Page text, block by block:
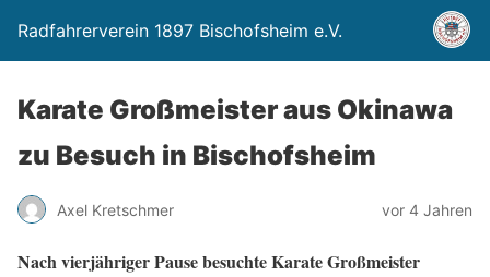
Radfahrerverein 1897 Bischofsheim e.V.
Karate Großmeister aus Okinawa
zu Besuch in Bischofsheim
Axel Kretschmer vor 4 Jahren
Nach vierjähriger Pause besuchte Karate Großmeister